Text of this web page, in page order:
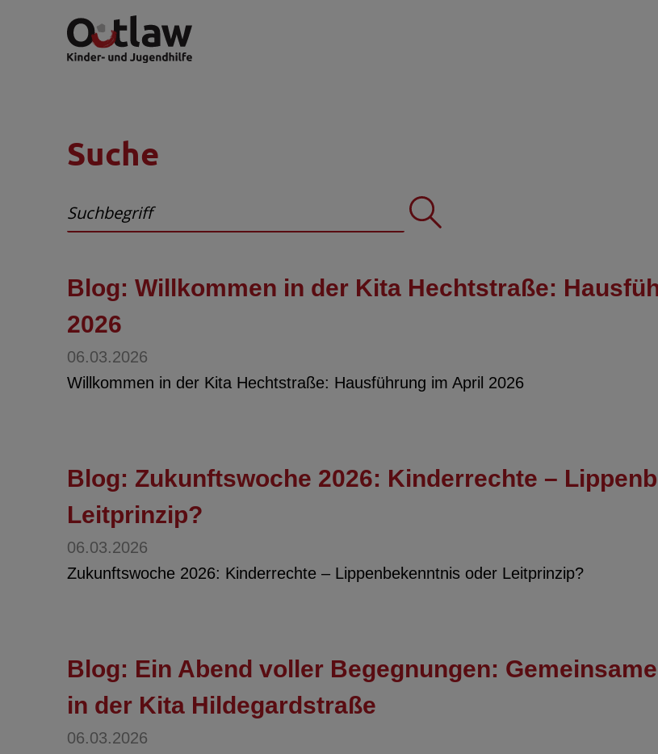
Suche
Blog: Willkommen in der Kita Hechtstraße:
2026
06.03.2026
Willkommen in der Kita Hechtstraße: Hausführung im April 2026
Blog: Zukunftswoche 2026: Kinderrechte –
Leitprinzip?
06.03.2026
Zukunftswoche 2026: Kinderrechte – Lippenbekenntnis oder Leitprinzip?
Blog: Ein Abend voller Begegnungen:
in der Kita Hildegardstraße
06.03.2026